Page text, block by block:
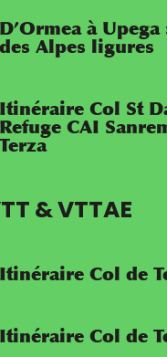
D’Ormea à
des Alpes ligures
Itinéraire Col St
Refuge CAI
Terza
& VTTAE
Itinéraire Col de
Itinéraire Col de
à 13:18
Maritimes
7357105)